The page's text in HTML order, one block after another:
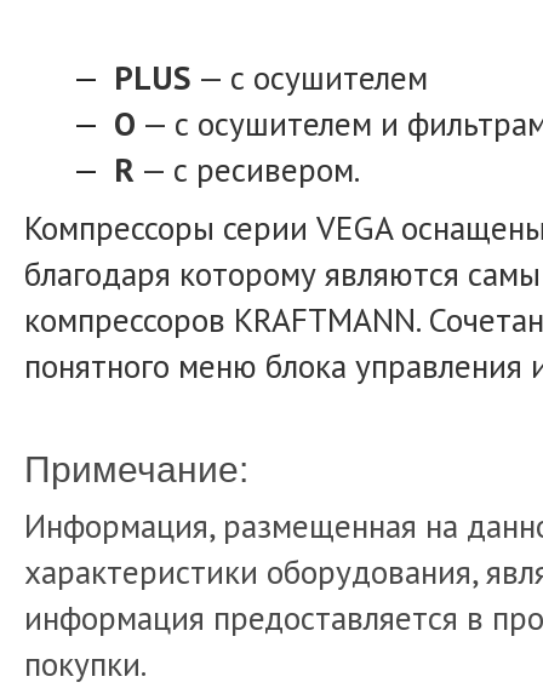
PLUS — с осушителем
O — с осушителем и
R — с ресивером.
Компрессоры серии VEGA
благодаря которому являются
компрессоров KRAFTMANN.
понятного меню блока управления
Примечание:
Информация, размещенная на
характеристики оборудования,
информация предоставляется в
покупки.